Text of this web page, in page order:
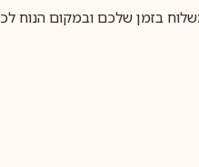
בזמן שלכם ובמקום הנוח